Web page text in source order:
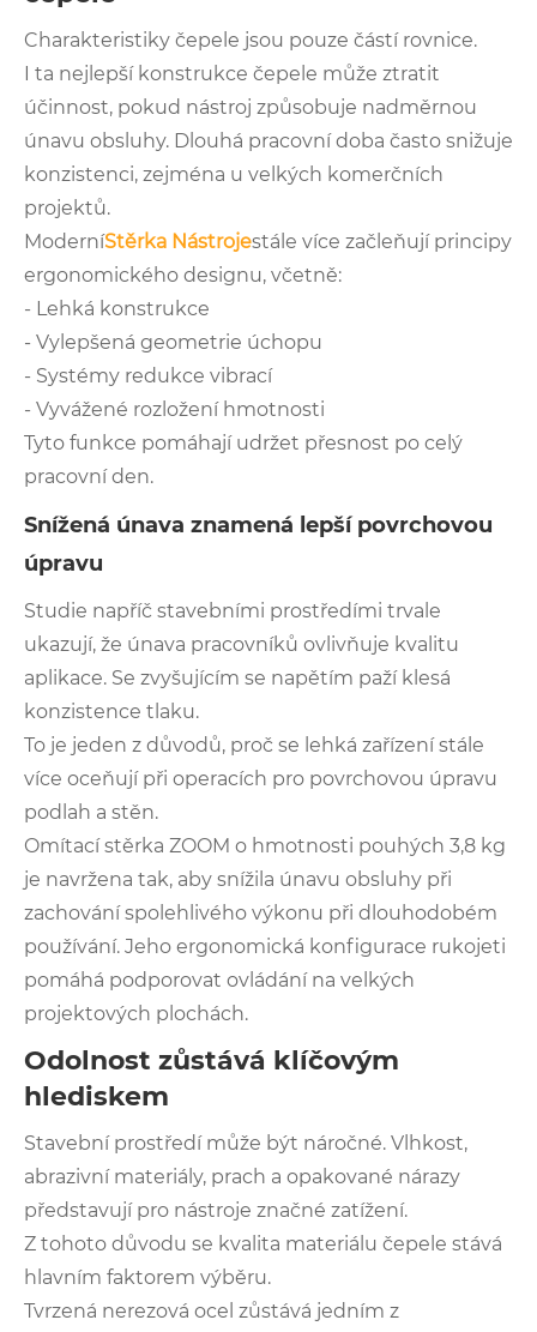
Charakteristiky čepele jsou pouze částí rovnice.
I ta nejlepší konstrukce čepele může ztratit
účinnost, pokud nástroj způsobuje nadměrnou
únavu obsluhy. Dlouhá pracovní doba často snižuje
konzistenci, zejména u velkých komerčních
projektů.
ModerníStěrka Nástrojestále více začleňují principy
ergonomického designu, včetně:
- Lehká konstrukce
- Vylepšená geometrie úchopu
- Systémy redukce vibrací
- Vyvážené rozložení hmotnosti
Tyto funkce pomáhají udržet přesnost po celý
pracovní den.
Snížená únava znamená lepší povrchovou
úpravu
Studie napříč stavebními prostředími trvale
ukazují, že únava pracovníků ovlivňuje kvalitu
aplikace. Se zvyšujícím se napětím paží klesá
konzistence tlaku.
To je jeden z důvodů, proč se lehká zařízení stále
více oceňují při operacích pro povrchovou úpravu
podlah a stěn.
Omítací stěrka ZOOM o hmotnosti pouhých 3,8 kg
je navržena tak, aby snížila únavu obsluhy při
zachování spolehlivého výkonu při dlouhodobém
používání. Jeho ergonomická konfigurace rukojeti
pomáhá podporovat ovládání na velkých
projektových plochách.
Odolnost zůstává klíčovým
hlediskem
Stavební prostředí může být náročné. Vlhkost,
abrazivní materiály, prach a opakované nárazy
představují pro nástroje značné zatížení.
Z tohoto důvodu se kvalita materiálu čepele stává
hlavním faktorem výběru.
Tvrzená nerezová ocel zůstává jedním z